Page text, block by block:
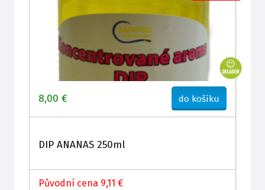
8,00 € do košíku
DIP ANANAS 250ml
Původní cena 9,11 €